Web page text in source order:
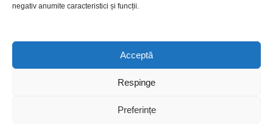
negativ anumite caracteristici și funcții.
Acceptă
Respinge
Preferințe
Contact